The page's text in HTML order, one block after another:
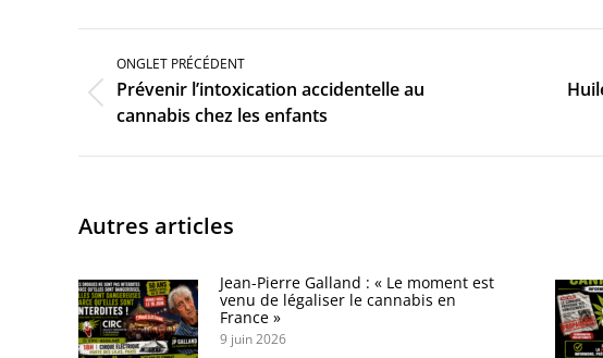
Navigation
commentaire
ONGLET PRÉCÉDENT
Onglet
précédent
Prévenir l’intoxication accidentelle au
cannabis chez les enfants
Autres articles
Jean-Pierre Galland : « Le moment est
venu de légaliser le cannabis en
France »
9 juin 2026